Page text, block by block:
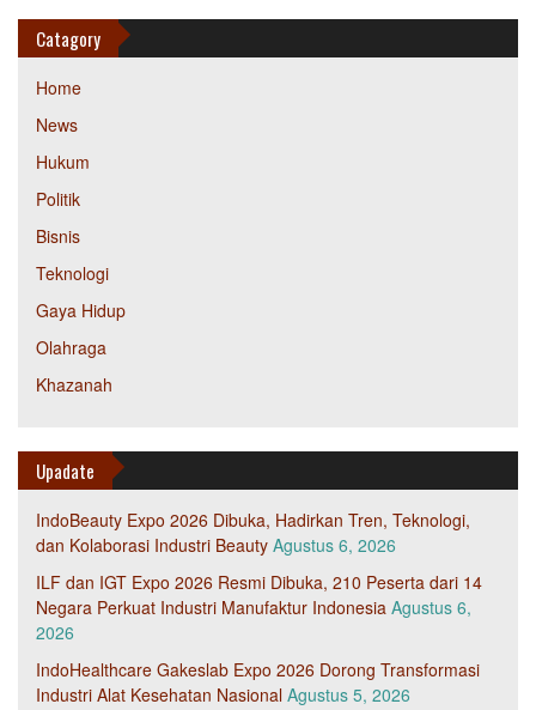
Catagory
Home
News
Hukum
Politik
Bisnis
Teknologi
Gaya Hidup
Olahraga
Khazanah
Upadate
IndoBeauty Expo 2026 Dibuka, Hadirkan Tren, Teknologi,
dan Kolaborasi Industri Beauty Agustus 6, 2026
ILF dan IGT Expo 2026 Resmi Dibuka, 210 Peserta dari 14
Negara Perkuat Industri Manufaktur Indonesia Agustus 6,
2026
IndoHealthcare Gakeslab Expo 2026 Dorong Transformasi
Industri Alat Kesehatan Nasional Agustus 5, 2026